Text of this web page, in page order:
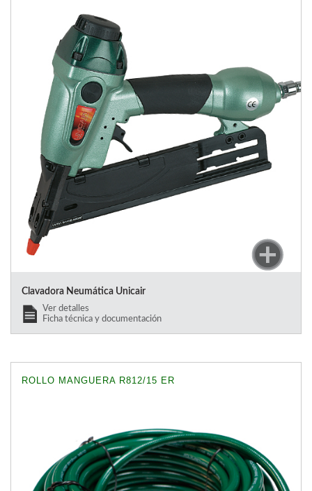
Clavadora Neumática Unicair
Ver detalles
Ficha técnica y documentación
ROLLO MANGUERA R812/15 ER